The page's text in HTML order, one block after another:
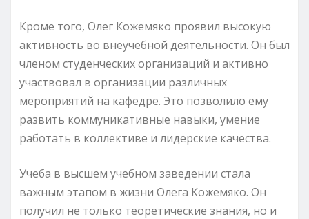
Кроме того, Олег Кожемяко проявил высокую
активность во внеучебной деятельности. Он был
членом студенческих организаций и активно
участвовал в организации различных
мероприятий на кафедре. Это позволило ему
развить коммуникативные навыки, умение
работать в коллективе и лидерские качества.
Учеба в высшем учебном заведении стала
важным этапом в жизни Олега Кожемяко. Он
получил не только теоретические знания, но и